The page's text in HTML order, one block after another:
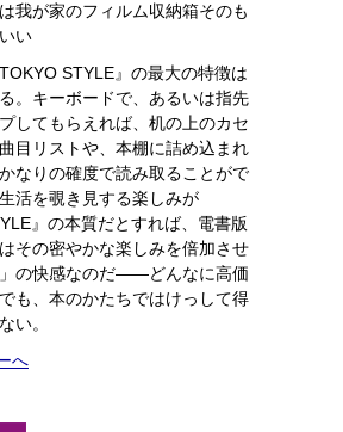
我が家のフィルム収納箱そのも
い
STYLE』の最大の特徴は
る。キーボードで、あるいは指先
してもらえれば、机の上のカセ
目リストや、本棚に詰め込まれ
なりの確度で読み取ることがで
活を覗き見する楽しみが
』の本質だとすれば、電書版
その密やかな楽しみを倍加させ
の快感なのだ――どんなに高価
も、本のかたちではけっして得
い。
へ